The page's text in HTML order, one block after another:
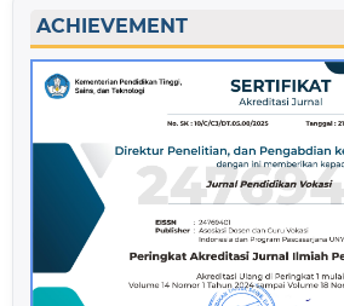
ACHIEVEMENT